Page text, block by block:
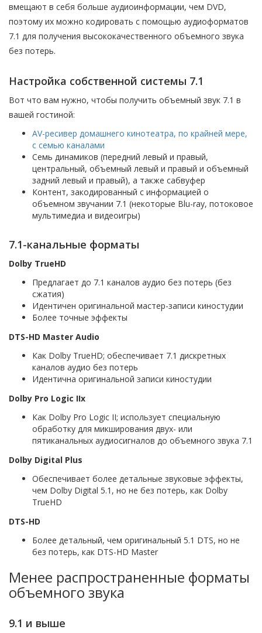
вмещают в себя больше аудиоинформации, чем DVD,
поэтому их можно кодировать с помощью аудиоформатов
7.1 для получения высококачественного объемного звука
без потерь.
Настройка собственной системы 7.1
Вот что вам нужно, чтобы получить объемный звук 7.1 в
вашей гостиной:
AV-ресивер домашнего кинотеатра, по крайней мере,
с семью каналами
Семь динамиков (передний левый и правый,
центральный, объемный левый и правый и объемный
задний левый и правый), а также сабвуфер
Контент, закодированный с информацией о
объемном звучании 7.1 (некоторые Blu-ray, потоковое
мультимедиа и видеоигры)
7.1-канальные форматы
Dolby TrueHD
Предлагает до 7.1 каналов аудио без потерь (без
сжатия)
Идентичен оригинальной мастер-записи киностудии
Более точные эффекты
DTS-HD Master Audio
Как Dolby TrueHD; обеспечивает 7.1 дискретных
каналов аудио без потерь
Идентична оригинальной записи киностудии
Dolby Pro Logic IIx
Как Dolby Pro Logic II; использует специальную
обработку для микширования двух- или
пятиканальных аудиосигналов до объемного звука 7.1
Dolby Digital Plus
Обеспечивает более детальные звуковые эффекты,
чем Dolby Digital 5.1, но не без потерь, как Dolby
TrueHD
DTS-HD
Более детальный, чем оригинальный 5.1 DTS, но не
без потерь, как DTS-HD Master
Менее распространенные форматы
объемного звука
9.1 и выше